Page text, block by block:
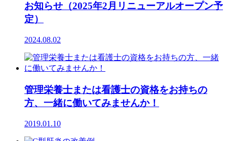
お知らせ（2025年2月リニューアルオープン予
定）
2024.08.02
管理栄養士または看護士の資格をお持ちの
方、一緒に働いてみませんか！
2019.01.10